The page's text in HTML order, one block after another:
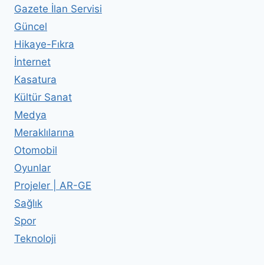
Gazete İlan Servisi
Güncel
Hikaye-Fıkra
İnternet
Kasatura
Kültür Sanat
Medya
Meraklılarına
Otomobil
Oyunlar
Projeler | AR-GE
Sağlık
Spor
Teknoloji